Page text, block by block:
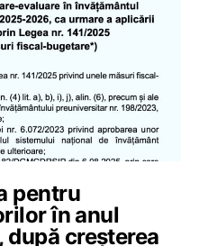
pentru
în anul
creșterea